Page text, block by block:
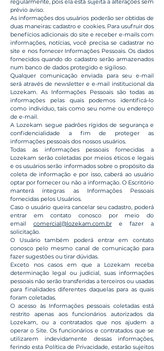
regularmente, pois ela está sujeita a alterações sem
prévio aviso.
As informações dos usuários poderão ser obtidas de
duas maneiras: cadastro e cookies. Para usufruir dos
benefícios adicionais do site e receber e-mails com
informações, notícias, você precisa se cadastrar no
site e nos fornecer Informações Pessoais. Os dados
fornecidos quando do cadastro serão armazenados
num banco de dados protegido e sigiloso.
Qualquer comunicação enviada para seu e-mail
será através de newsletter e e-mail institucional da
Lozekam. As Informações Pessoais são todas as
informações pelas quais podemos identificá-lo
como indivíduo, tais como seu nome ou endereço
de e-mail.
A Lozekam segue padrões rígidos de segurança e
confidencialidade a fim de proteger as
informações pessoais dos nossos usuários.
Todas as informações pessoais fornecidas a
Lozekam serão coletadas por meios éticos e legais
e os usuários serão informados sobre o propósito da
coleta de informação e por isso, caberá ao usuário
optar por fornecer ou não a informação. O Escritório
manterá íntegras as Informações Pessoais
fornecidas pelos Usuários.
Caso o usuário queira cancelar seu cadastro, poderá
entrar em contato conosco por meio do
email comercial@lozekam.com.br e fazer a
solicitação.
O Usuário também poderá entrar em contato
conosco pelo mesmo canal de comunicação para
fazer sugestões ou tirar dúvidas.
Exceto nos casos em que a Lozekam receba
determinação legal ou judicial, suas informações
pessoais não serão transferidas a terceiros ou usadas
para finalidades diferentes daquelas para as quais
foram coletadas.
O acesso às Informações pessoais coletadas está
restrito apenas aos funcionários autorizados da
Lozekam, ou a contratados que nos ajudem a
operar o Site. Os funcionários e contratados que se
utilizarem indevidamente dessas informações,
ferindo esta Política de Privacidade, estarão sujeitos